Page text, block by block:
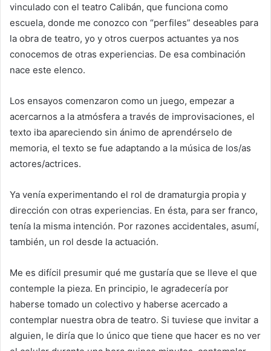
vinculado con el teatro Calibán, que funciona como
escuela, donde me conozco con “perfiles” deseables para
la obra de teatro, yo y otros cuerpos actuantes ya nos
conocemos de otras experiencias. De esa combinación
nace este elenco.
Los ensayos comenzaron como un juego, empezar a
acercarnos a la atmósfera a través de improvisaciones, el
texto iba apareciendo sin ánimo de aprendérselo de
memoria, el texto se fue adaptando a la música de los/as
actores/actrices.
Ya venía experimentando el rol de dramaturgia propia y
dirección con otras experiencias. En ésta, para ser franco,
tenía la misma intención. Por razones accidentales, asumí,
también, un rol desde la actuación.
Me es difícil presumir qué me gustaría que se lleve el que
contemple la pieza. En principio, le agradecería por
haberse tomado un colectivo y haberse acercado a
contemplar nuestra obra de teatro. Si tuviese que invitar a
alguien, le diría que lo único que tiene que hacer es no ver